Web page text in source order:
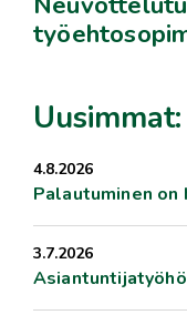
Uusimmat:
4.8.2026
Palautuminen on
3.7.2026